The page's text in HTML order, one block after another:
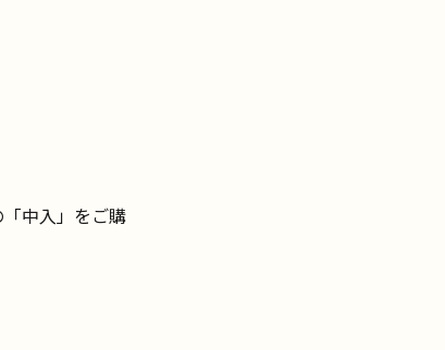
中入」をご購